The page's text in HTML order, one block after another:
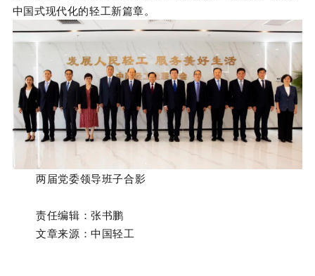
中国式现代化的轻工新篇章。
两届党委领导班子合影
责任编辑：张书鹏
文章来源：中国轻工